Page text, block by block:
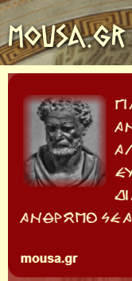
MOUSA.GR